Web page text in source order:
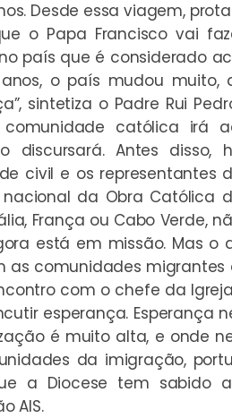
Desde essa viagem,
o Papa Francisco vai
país que é considerado
anos, o país mudou
sintetiza o Padre Rui
católica irá
discursará. Antes
civil e os representantes
da Obra Católica
França ou Cabo Verde,
está em missão. Mas o
as comunidades
com o chefe da
esperança. Esperança
é muito alta, e onde
da imigração,
a Diocese tem sabido
AIS.